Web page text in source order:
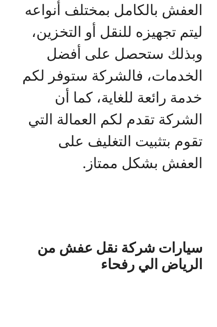
العفش بالكامل بمختلف أنواعه
ليتم تجهيزه للنقل أو التخزين،
وبذلك ستحصل على أفضل
الخدمات، فالشركة ستوفر لكم
خدمة رائعة للغاية، كما أن
الشركة تقدم لكم العمالة التي
تقوم بتثبيت التغليف على
العفش بشكل ممتاز.
سيارات شركة نقل عفش من
الرياض الي رفحاء